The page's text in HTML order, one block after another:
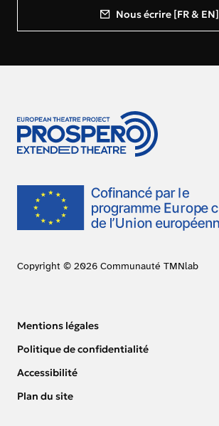
Nous écrire [FR & EN]
Copyright © 2026 Communauté TMNlab
Mentions légales
Politique de confidentialité
Accessibilité
Plan du site